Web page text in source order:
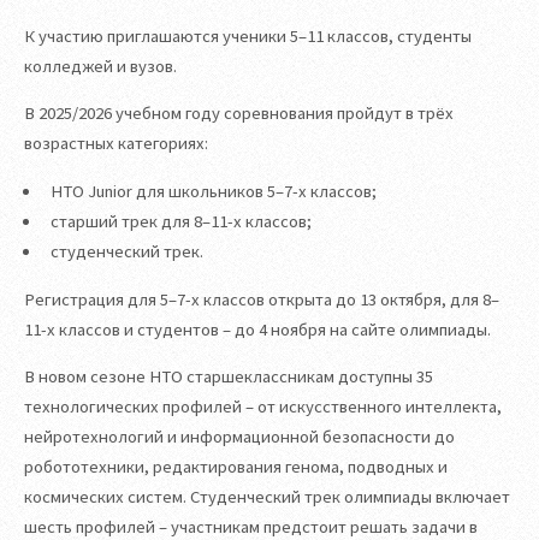
К участию приглашаются ученики 5–11 классов, студенты
колледжей и вузов.
В 2025/2026 учебном году соревнования пройдут в трёх
возрастных категориях:
НТО Junior для школьников 5–7-х классов;
старший трек для 8–11-х классов;
студенческий трек.
Регистрация для 5–7-х классов открыта до 13 октября, для 8–
11-х классов и студентов – до 4 ноября на сайте олимпиады.
В новом сезоне НТО старшеклассникам доступны 35
технологических профилей – от искусственного интеллекта,
нейротехнологий и информационной безопасности до
робототехники, редактирования генома, подводных и
космических систем. Студенческий трек олимпиады включает
шесть профилей – участникам предстоит решать задачи в